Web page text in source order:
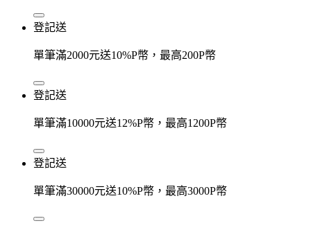
登記送
單筆滿2000元送10%P幣，最高200P幣
登記送
單筆滿10000元送12%P幣，最高1200P幣
登記送
單筆滿30000元送10%P幣，最高3000P幣